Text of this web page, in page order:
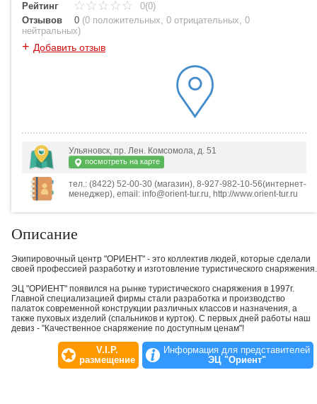
Рейтинг
0(0)
Отзывов
0 (0 положительных, 0 отрицательных, 0
нейтральных)
+ Добавить отзыв
Ульяновск, пр. Лен. Комсомола, д. 51
посмотреть на карте
тел.: (8422) 52-00-30 (магазин), 8-927-982-10-56(интернет-
менеджер), email: info@orient-tur.ru, http://www.orient-tur.ru
Описание
Экипировочный центр "ОРИЕНТ" - это коллектив людей, которые сделали
своей профессией разработку и изготовление туристического снаряжения.
ЭЦ "ОРИЕНТ" появился на рынке туристического снаряжения в 1997г.
Главной специализацией фирмы стали разработка и производство
палаток современной конструкции различных классов и назначения, а
также пуховых изделий (спальников и курток). С первых дней работы наш
девиз - "Качественное снаряжение по доступным ценам"!
V.I.P.
размещение
Информация для представителей
ЭЦ "Ориент"